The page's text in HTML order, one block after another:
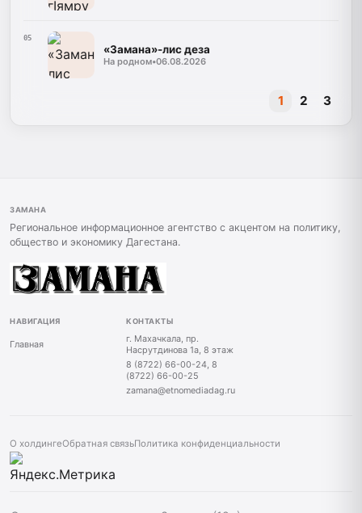
05
«Замана»-лис деза
На родном•06.08.2026
1 2 3
ЗАМАНА
Региональное информационное агентство с акцентом на политику,
общество и экономику Дагестана.
НАВИГАЦИЯ
Главная
КОНТАКТЫ
г. Махачкала, пр.
Насрутдинова 1а, 8 этаж
8 (8722) 66-00-24, 8
(8722) 66-00-25
zamana@etnomediadag.ru
О холдингеОбратная связьПолитика конфиденциальности